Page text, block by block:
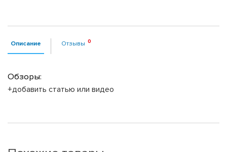
Описание Отзывы
Обзоры:
+добавить статью или видео